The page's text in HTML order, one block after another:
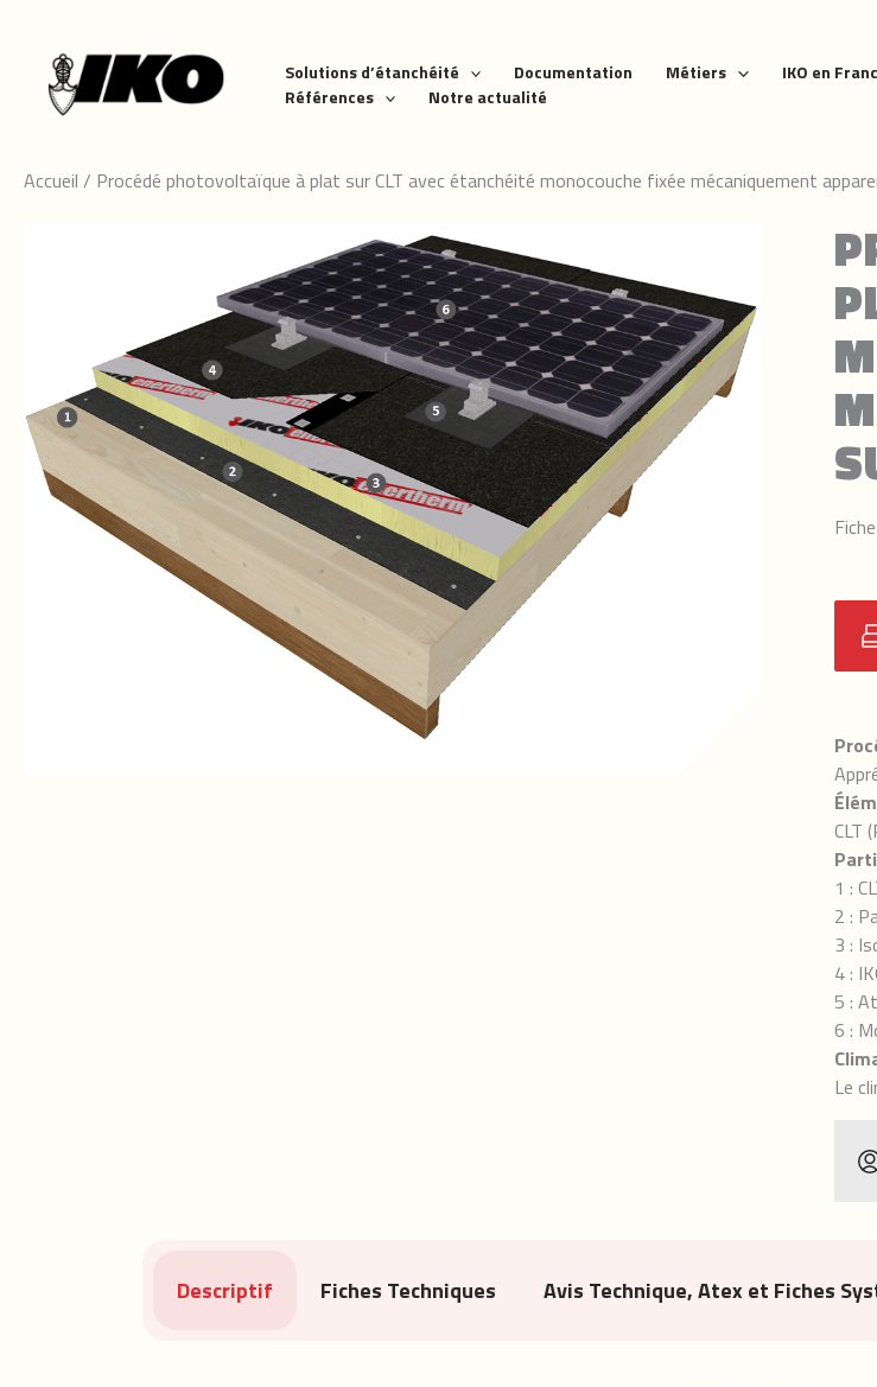
contenu
Solutions d’étanchéité Documentation Métiers
IKO en
Références
Notre actualité
Accueil / Procédé photovoltaïque à plat sur CLT avec étanchéité monocouche fixée mécaniquement
CLT
1 :
2 :
3 :
4 :
5 :
6 :
Le
Descriptif Fiches Techniques Avis Technique, Atex et Fiches